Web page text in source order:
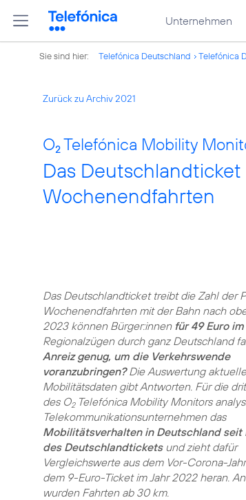
Unternehmen
Sie sind hier: Telefónica Deutschland Telefónica
Zurück zu Archiv 2021
O2 Telefónica Mobility
Das
Wochenendfahrten
Das Deutschlandticket treibt die Zahl der
Wochenendfahrten mit der Bahn nach
2023 können Bürger:innen für 49 Euro
Regionalzügen durch ganz Deutschland
Anreiz genug, um die Verkehrswende
voranzubringen?Die Auswertung
Mobilitätsdaten gibt Antworten. Für die
des O2Telefónica Mobility Monitors
Telekommunikationsunternehmen das
Mobilitätsverhalten in Deutschland seit
des Deutschlandticketsund zieht dafür
Vergleichswerte aus dem Vor-Corona-
dem 9-Euro-Ticket im Jahr 2022 heran.
wurden Fahrten ab 30 km.